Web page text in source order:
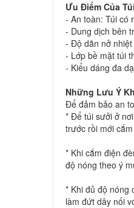
Ưu Điểm Của
- An toàn: Túi có
- Dung dịch bên
- Độ dãn nở
- Lớp bề mặt túi
- Kiểu dáng đa
Những Lưu Ý
Để đảm bảo an
* Để túi sưởi ở
trước rồi mới
* Khi cắm điện
độ nóng theo ý
* Khi đủ độ nóng
làm đứt dây nối